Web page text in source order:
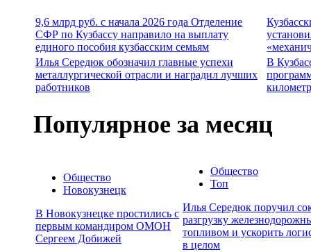
9,6 млрд руб. с начала 2026 года Отделение
СФР по Кузбассу направило на выплату
единого пособия кузбасским семьям
Илья Середюк обозначил главные успехи
металлургической отрасли и наградил лучших
работников
В
Популярное за месяц
Общество
Новокузнецк
В Новокузнецке простились с
первым командиром ОМОН
Сергеем Добижей
Общество
Топ
Илья Середюк поручил
разгрузку
топливом и ускорить
в целом